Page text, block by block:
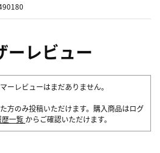
ーレビュー
ーレビューはまだありません。
方のみ投稿いただけます。購入商品はログ
歴一覧 からご確認いただけます。